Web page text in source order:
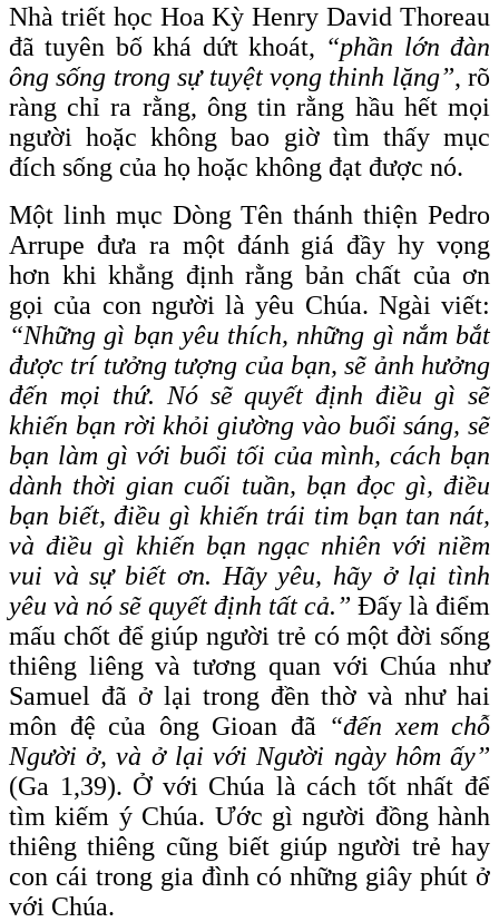
Nhà triết học Hoa Kỳ Henry David Thoreau
đã tuyên bố khá dứt khoát, “phần lớn đàn
ông sống trong sự tuyệt vọng thinh lặng”, rõ
ràng chỉ ra rằng, ông tin rằng hầu hết mọi
người hoặc không bao giờ tìm thấy mục
đích sống của họ hoặc không đạt được nó.
Một linh mục Dòng Tên thánh thiện Pedro
Arrupe đưa ra một đánh giá đầy hy vọng
hơn khi khẳng định rằng bản chất của ơn
gọi của con người là yêu Chúa. Ngài viết:
“Những gì bạn yêu thích, những gì nắm bắt
được trí tưởng tượng của bạn, sẽ ảnh hưởng
đến mọi thứ. Nó sẽ quyết định điều gì sẽ
khiến bạn rời khỏi giường vào buổi sáng, sẽ
bạn làm gì với buổi tối của mình, cách bạn
dành thời gian cuối tuần, bạn đọc gì, điều
bạn biết, điều gì khiến trái tim bạn tan nát,
và điều gì khiến bạn ngạc nhiên với niềm
vui và sự biết ơn. Hãy yêu, hãy ở lại tình
yêu và nó sẽ quyết định tất cả.” Đấy là điểm
mấu chốt để giúp người trẻ có một đời sống
thiêng liêng và tương quan với Chúa như
Samuel đã ở lại trong đền thờ và như hai
môn đệ của ông Gioan đã
“đến xem chỗ
Người ở, và ở lại với Người ngày hôm ấy”
(Ga 1,39). Ở với Chúa là cách tốt nhất để
tìm kiếm ý Chúa. Ước gì người đồng hành
thiêng thiêng cũng biết giúp người trẻ hay
con cái trong gia đình có những giây phút ở
với Chúa.